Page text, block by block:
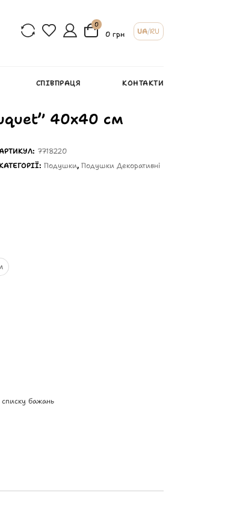
0
0 грн UA/RU
СПІВПРАЦЯ КОНТАКТИ
40х40 см
7718220
Подушки,Подушки Декоративні
бажань